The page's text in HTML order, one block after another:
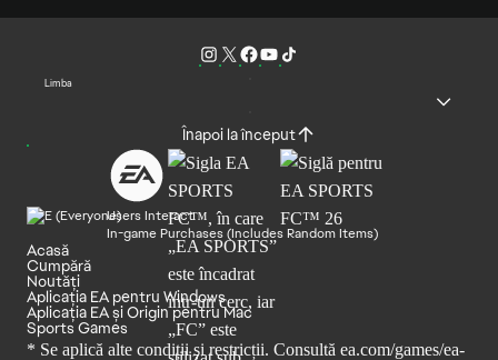
Limba
Înapoi la început
Users Interact
In-game Purchases (Includes Random Items)
Acasă
Cumpără
Noutăți
Aplicația EA pentru Windows
Aplicația EA și Origin pentru Mac
Sports Games
* Se aplică alte condiții și restricții. Consultă ea.com/games/ea-